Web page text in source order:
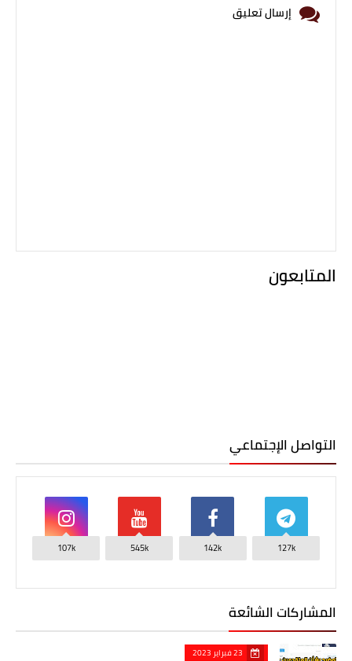
إرسال تعليق
المتابعون
التواصل الإجتماعي
127k
142k
545k
107k
المشاركات الشائعة
23 فبراير 2023